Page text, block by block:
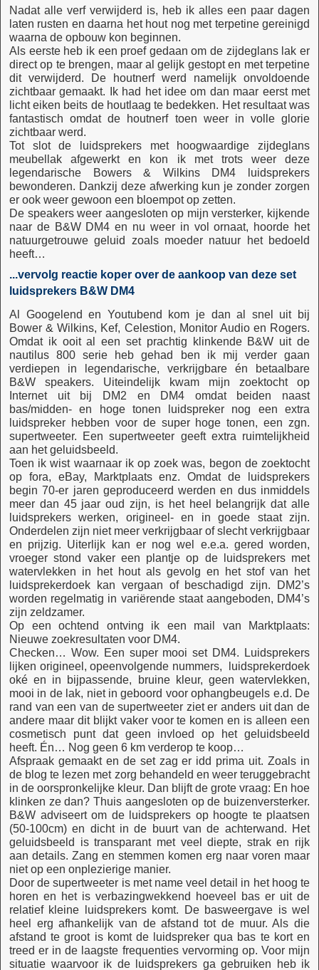
Nadat alle verf verwijderd is, heb ik alles een paar dagen
laten rusten en daarna het hout nog met terpetine gereinigd
waarna de opbouw kon beginnen.
Als eerste heb ik een proef gedaan om de zijdeglans lak er
direct op te brengen, maar al gelijk gestopt en met terpetine
dit verwijderd. De houtnerf werd namelijk onvoldoende
zichtbaar gemaakt. Ik had het idee om dan maar eerst met
licht eiken beits de houtlaag te bedekken. Het resultaat was
fantastisch omdat de houtnerf toen weer in volle glorie
zichtbaar werd.
Tot slot de luidsprekers met hoogwaardige zijdeglans
meubellak afgewerkt en kon ik met trots weer deze
legendarische Bowers & Wilkins DM4 luidsprekers
bewonderen. Dankzij deze afwerking kun je zonder zorgen
er ook weer gewoon een bloempot op zetten.
De speakers weer aangesloten op mijn versterker, kijkende
naar de B&W DM4 en nu weer in vol ornaat, hoorde het
natuurgetrouwe geluid zoals moeder natuur het bedoeld
heeft…
...vervolg reactie koper over de aankoop van deze set
luidsprekers B&W DM4
Al Googelend en Youtubend kom je dan al snel uit bij
Bower & Wilkins, Kef, Celestion, Monitor Audio en Rogers.
Omdat ik ooit al een set prachtig klinkende B&W uit de
nautilus 800 serie heb gehad ben ik mij verder gaan
verdiepen in legendarische, verkrijgbare én betaalbare
B&W speakers. Uiteindelijk kwam mijn zoektocht op
Internet uit bij DM2 en DM4 omdat beiden naast
bas/midden- en hoge tonen luidspreker nog een extra
luidspreker hebben voor de super hoge tonen, een zgn.
supertweeter. Een supertweeter geeft extra ruimtelijkheid
aan het geluidsbeeld.
Toen ik wist waarnaar ik op zoek was, begon de zoektocht
op fora, eBay, Marktplaats enz. Omdat de luidsprekers
begin 70-er jaren geproduceerd werden en dus inmiddels
meer dan 45 jaar oud zijn, is het heel belangrijk dat alle
luidsprekers werken, origineel- en in goede staat zijn.
Onderdelen zijn niet meer verkrijgbaar of slecht verkrijgbaar
en prijzig. Uiterlijk kan er nog wel e.e.a. gered worden,
vroeger stond vaker een plantje op de luidsprekers met
watervlekken in het hout als gevolg en het stof van het
luidsprekerdoek kan vergaan of beschadigd zijn. DM2’s
worden regelmatig in variërende staat aangeboden, DM4’s
zijn zeldzamer.
Op een ochtend ontving ik een mail van Marktplaats:
Nieuwe zoekresultaten voor DM4.
Checken… Wow. Een super mooi set DM4. Luidsprekers
lijken origineel, opeenvolgende nummers, luidsprekerdoek
oké en in bijpassende, bruine kleur, geen watervlekken,
mooi in de lak, niet in geboord voor ophangbeugels e.d. De
rand van een van de supertweeter ziet er anders uit dan de
andere maar dit blijkt vaker voor te komen en is alleen een
cosmetisch punt dat geen invloed op het geluidsbeeld
heeft. Én… Nog geen 6 km verderop te koop…
Afspraak gemaakt en de set zag er idd prima uit. Zoals in
de blog te lezen met zorg behandeld en weer teruggebracht
in de oorspronkelijke kleur. Dan blijft de grote vraag: En hoe
klinken ze dan? Thuis aangesloten op de buizenversterker.
B&W adviseert om de luidsprekers op hoogte te plaatsen
(50-100cm) en dicht in de buurt van de achterwand. Het
geluidsbeeld is transparant met veel diepte, strak en rijk
aan details. Zang en stemmen komen erg naar voren maar
niet op een onplezierige manier.
Door de supertweeter is met name veel detail in het hoog te
horen en het is verbazingwekkend hoeveel bas er uit de
relatief kleine luidsprekers komt. De basweergave is wel
heel erg afhankelijk van de afstand tot de muur. Als die
afstand te groot is komt de luidspreker qua bas te kort en
treed er in de laagste frequenties vervorming op. Voor mijn
situatie waarvoor ik de luidsprekers ga gebruiken heb ik